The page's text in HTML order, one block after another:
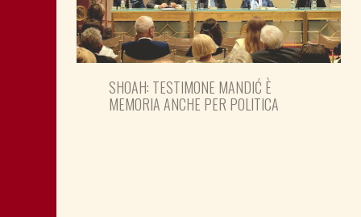
SHOAH: TESTIMONE MANDIĆ È
MEMORIA ANCHE PER POLITICA